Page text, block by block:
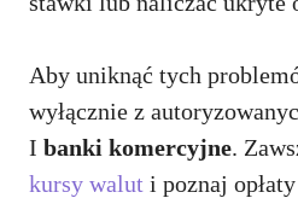
Aby uniknąć tych
wyłącznie z
I banki komercyjne.
kursy walut i poznaj